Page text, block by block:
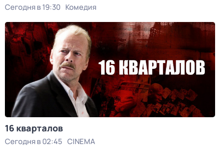
Сегодня в 19:30 Комедия
16 кварталов
Сегодня в 02:45 CINEMA